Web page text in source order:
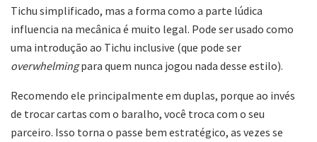
Tichu simplificado, mas a forma como a parte lúdica
influencia na mecânica é muito legal. Pode ser usado como
uma introdução ao Tichu inclusive (que pode ser
overwhelmingpara quem nunca jogou nada desse estilo).
Recomendo ele principalmente em duplas, porque ao invés
de trocar cartas com o baralho, você troca com o seu
parceiro. Isso torna o passe bem estratégico, as vezes se